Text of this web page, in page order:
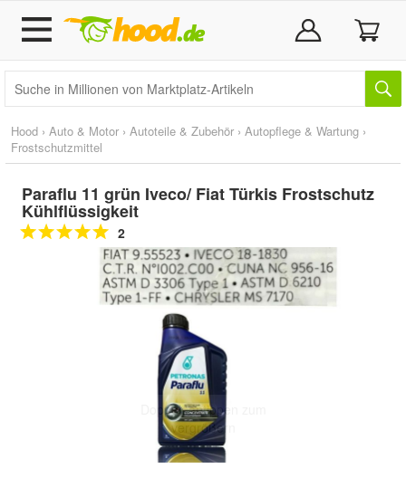
Hood › Auto & Motor › Autoteile & Zubehör › Autopflege & Wartung ›
Frostschutzmittel
Paraflu 11 grün Iveco/ Fiat Türkis Frostschutz
Kühlflüssigkeit
2
Doppelt antippen zum
vergrößern